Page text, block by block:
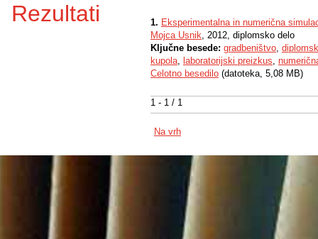
Rezultati
1 - 1 / 1
1. Eksperimentalna in numerična
Mojca Usnik, 2012, diplomsko delo
Ključne besede: gradbeništvo,
kupola, laboratorijski preizkus,
Celotno besedilo (datoteka, 5,08 MB)
Na vrh